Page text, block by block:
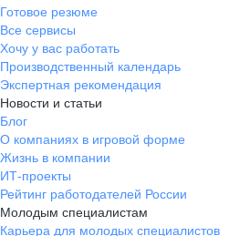
Готовое резюме
Все сервисы
Хочу у вас работать
Производственный календарь
Экспертная рекомендация
Новости и статьи
Блог
О компаниях в игровой форме
Жизнь в компании
ИТ-проекты
Рейтинг работодателей России
Молодым специалистам
Карьера для молодых специалистов